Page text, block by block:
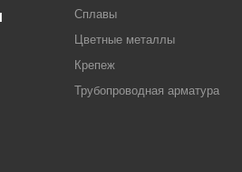
Сплавы
Цветные металлы
Крепеж
Трубопроводная арматура